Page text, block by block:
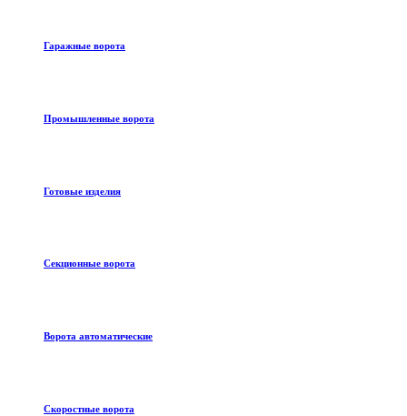
Гаражные ворота
Промышленные ворота
Готовые изделия
Секционные ворота
Ворота автоматические
Скоростные ворота